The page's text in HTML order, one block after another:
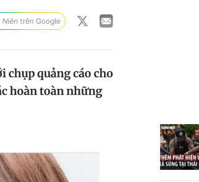
chụp quảng cáo cho
hoàn toàn những